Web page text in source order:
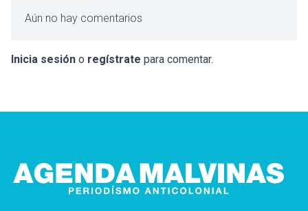
Aún no hay comentarios
Inicia sesión o regístrate para comentar.